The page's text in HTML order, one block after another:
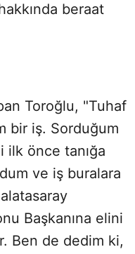
beraat
Toroğlu, "Tuhaf
bir iş. Sorduğum
ilk önce tanığa
ve iş buralara
Başkanına elini
Ben de dedim ki,